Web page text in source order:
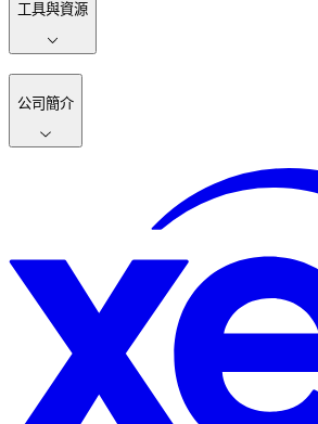
工具與資源
公司簡介